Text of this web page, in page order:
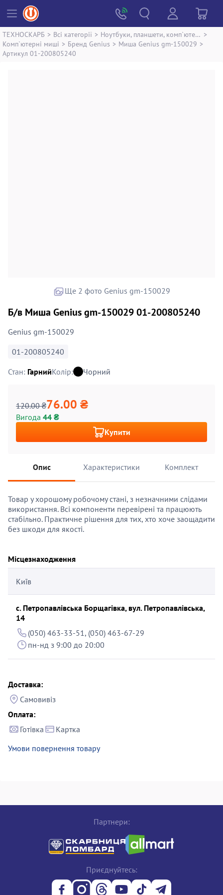
ТЕХНОСКАРБ > Всі категорії > Ноутбуки, планшети, комп`ютери >
Комп`ютерні миші > Бренд Genius > Миша Genius gm-150029 >
Артикул 01-200805240
Ще 2 фото Genius gm-150029
Б/в Миша Genius gm-150029 01-200805240
Genius gm-150029
01-200805240
Стан: ГарнийКолір: Чорний
120.00 ₴76.00 ₴
Вигода 44 ₴
Купити
Опис Характеристики Комплект
Товар у хорошому робочому стані, з незначними слідами
використання. Всі компоненти перевірені та працюють
стабільно. Практичне рішення для тих, хто хоче заощадити
без шкоди для якості.
Місцезнаходження
Київ
с. Петропавлівська Борщагівка, вул. Петропавлівська,
14
(050) 463-33-51, (050) 463-67-29
пн-нд з 9:00 до 20:00
Доставка:
Самовивіз
Оплата:
Готівка
Картка
Умови повернення товару
Партнери:
Приєднуйтесь: